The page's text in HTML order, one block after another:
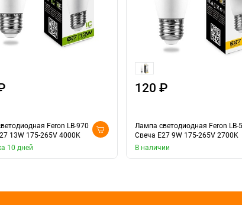
Feron LB-970
13W 175-265V 4000K
10 дней
120 ₽
Лампа светодиодная Feron LB-
Свеча E27 9W 175-265V 2700K
В наличии